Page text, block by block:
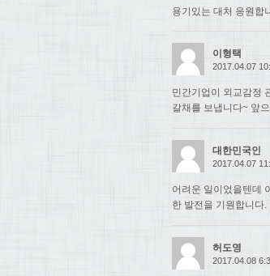
용기있는 대처 응원합
이형택
2017.04.07
민간기업이 외교감정
갈채를 보냅니다~ 앞
대한민국인
2017.04.07
어려운 일이었을텐데
한 발전을 기원합니다.
허도영
2017.04.08